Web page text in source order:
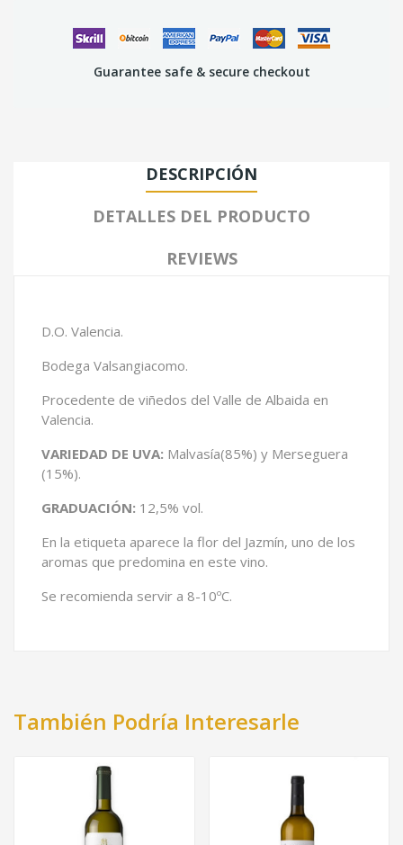
Guarantee safe & secure checkout
DESCRIPCIÓN
DETALLES DEL PRODUCTO
REVIEWS
D.O. Valencia.
Bodega Valsangiacomo.
Procedente de viñedos del Valle de Albaida en
Valencia.
VARIEDAD DE UVA: Malvasía(85%) y Merseguera
(15%).
GRADUACIÓN: 12,5% vol.
En la etiqueta aparece la flor del Jazmín, uno de los
aromas que predomina en este vino.
Se recomienda servir a 8-10ºC.
También Podría Interesarle